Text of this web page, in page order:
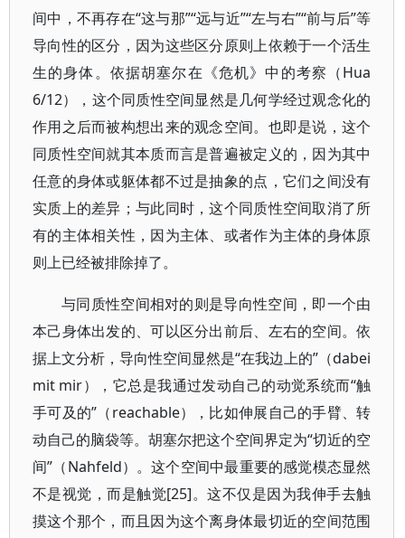
间中，不再存在“这与那”“远与近”“左与右”“前与后”等
导向性的区分，因为这些区分原则上依赖于一个活生
生的身体。依据胡塞尔在《危机》中的考察（Hua
6/12），这个同质性空间显然是几何学经过观念化的
作用之后而被构想出来的观念空间。也即是说，这个
同质性空间就其本质而言是普遍被定义的，因为其中
任意的身体或躯体都不过是抽象的点，它们之间没有
实质上的差异；与此同时，这个同质性空间取消了所
有的主体相关性，因为主体、或者作为主体的身体原
则上已经被排除掉了。
与同质性空间相对的则是导向性空间，即一个由
本己身体出发的、可以区分出前后、左右的空间。依
据上文分析，导向性空间显然是“在我边上的”（dabei
mit mir），它总是我通过发动自己的动觉系统而“触
手可及的”（reachable），比如伸展自己的手臂、转
动自己的脑袋等。胡塞尔把这个空间界定为“切近的空
间”（Nahfeld）。这个空间中最重要的感觉模态显然
不是视觉，而是触觉[25]。这不仅是因为我伸手去触
摸这个那个，而且因为这个离身体最切近的空间范围